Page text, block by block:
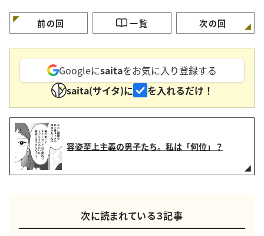
前の回 一覧 次の回
Googleにsaitaをお気に入り登録する
saita(サイタ)に
を入れるだけ！
容姿至上主義の男子たち。私は「何位」？
次に読まれている３記事